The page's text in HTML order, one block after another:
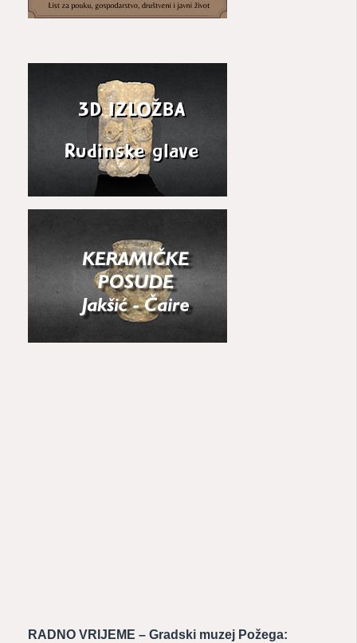
RADNO VRIJEME – Gradski muzej Požega: